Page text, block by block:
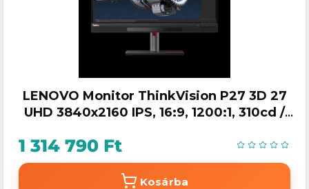
LENOVO Monitor ThinkVision P27 3D 27
UHD 3840x2160 IPS, 16:9, 1200:1, 310cd /
1 314 790 Ft
Kosárba